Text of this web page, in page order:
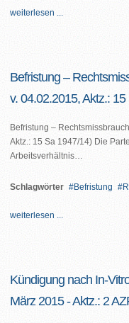
weiterlesen ...
Befristung –
v. 04.02.2015, Aktz.:
Befristung –
Aktz.: 15 Sa 1947/14) Die
Arbeitsverhältnis…
Schlagwörter Befristung
weiterlesen ...
Kündigung nach In-
März 2015 - Aktz.: 2